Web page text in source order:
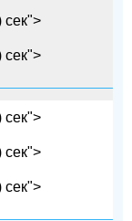
сек">
сек">
сек">
сек">
сек">